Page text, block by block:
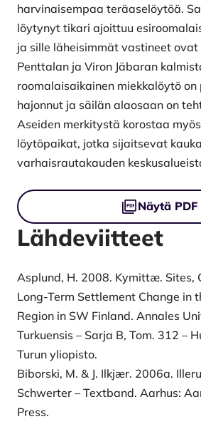
harvinaisempaa teräaselöytöä.
löytynyt tikari ajoittuu
ja sille läheisimmät vastineet ovat
Penttalan ja Viron Jäbaran
roomalaisaikainen miekkalöytö
hajonnut ja säilän alaosaan on
Aseiden merkitystä korostaa
löytöpaikat, jotka sijaitsevat
varhaisrautakauden
Tiedostot
Näytä PDF
Lähdeviitteet
Asplund, H. 2008. Kymittӕ. Sites,
Long-Term Settlement Change in
Region in SW Finland. Annales
Turkuensis – Sarja B, Tom. 312 –
Turun yliopisto.
Biborski, M. & J. Ilkjær. 2006a.
Schwerter – Textband. Aarhus:
Press.